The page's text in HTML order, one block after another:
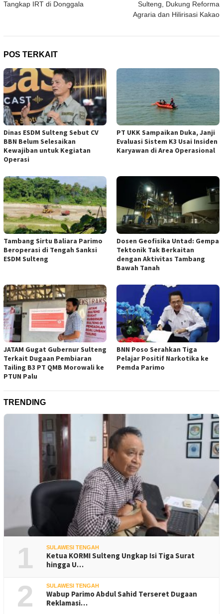
Tangkap IRT di Donggala
Sulteng, Dukung Reforma
Agraria dan Hilirisasi Kakao
POS TERKAIT
Dinas ESDM Sulteng Sebut CV
BBN Belum Selesaikan
Kewajiban untuk Kegiatan
Operasi
PT UKK Sampaikan Duka, Janji
Evaluasi Sistem K3 Usai Insiden
Karyawan di Area Operasional
Tambang Sirtu Baliara Parimo
Beroperasi di Tengah Sanksi
ESDM Sulteng
Dosen Geofisika Untad: Gempa
Tektonik Tak Berkaitan
dengan Aktivitas Tambang
Bawah Tanah
JATAM Gugat Gubernur Sulteng
Terkait Dugaan Pembiaran
Tailing B3 PT QMB Morowali ke
PTUN Palu
BNN Poso Serahkan Tiga
Pelajar Positif Narkotika ke
Pemda Parimo
TRENDING
1 SULAWESI TENGAH
Ketua KORMI Sulteng Ungkap Isi Tiga Surat
hingga U…
2 SULAWESI TENGAH
Wabup Parimo Abdul Sahid Terseret Dugaan
Reklamasi…